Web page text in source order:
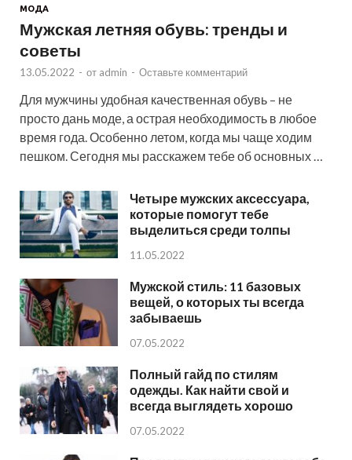
МОДА
Мужская летняя обувь: тренды и
советы
13.05.2022 - от admin - Оставьте комментарий
Для мужчины удобная качественная обувь – не
просто дань моде, а острая необходимость в любое
время года. Особенно летом, когда мы чаще ходим
пешком. Сегодня мы расскажем тебе об основных …
Четыре мужских аксессуара,
которые помогут тебе
выделиться среди толпы
11.05.2022
Мужской стиль: 11 базовых
вещей, о которых ты всегда
забываешь
07.05.2022
Полный гайд по стилям
одежды. Как найти свой и
всегда выглядеть хорошо
07.05.2022